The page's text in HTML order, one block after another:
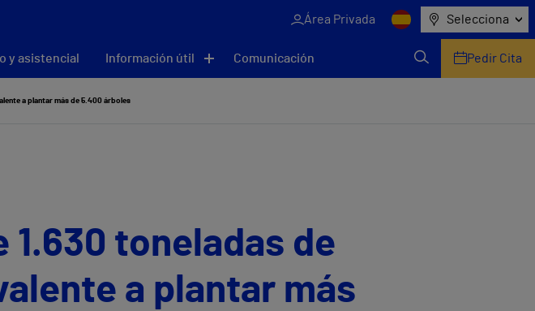
Área Privada Selecciona
y asistencial Información útil Comunicación Pedir Cita
a plantar más de 5.400 árboles
toneladas de
a plantar más